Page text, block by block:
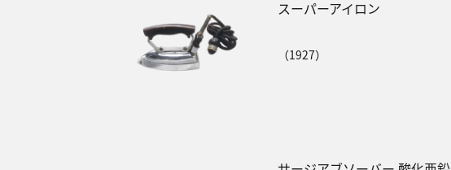
スーパーアイロン
（1927）